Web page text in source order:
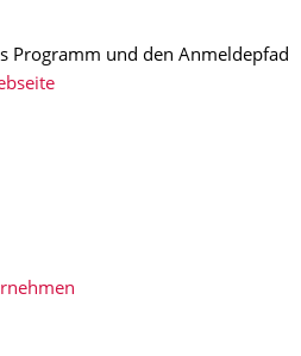
Programm und den Anmeldepfad